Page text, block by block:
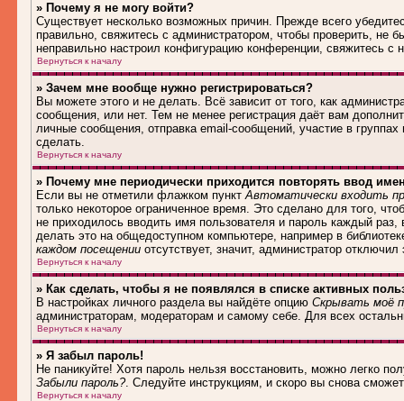
» Почему я не могу войти?
Существует несколько возможных причин. Прежде всего
правильно, свяжитесь с администратором, чтобы проверить, не
неправильно настроил конфигурацию конференции, свяжитесь с
Вернуться к началу
» Зачем мне вообще нужно регистрироваться?
Вы можете этого и не делать. Всё зависит от того, как
сообщения, или нет. Тем не менее регистрация даёт вам
личные сообщения, отправка email-сообщений, участие в
сделать.
Вернуться к началу
» Почему мне периодически приходится повторять ввод
Если вы не отметили флажком пунктАвтоматически входить
только некоторое ограниченное время. Это сделано для того,
не приходилось вводить имя пользователя и пароль каждый
делать это на общедоступном компьютере, например в
каждом посещении отсутствует, значит, администратор
Вернуться к началу
» Как сделать, чтобы я не появлялся в списке активных
В настройках личного раздела вы найдёте опцию Скрывать моё
администраторам, модераторам и самому себе. Для всех
Вернуться к началу
» Я забыл пароль!
Не паникуйте! Хотя пароль нельзя восстановить, можно легко
Забыли пароль?. Следуйте инструкциям, и скоро вы снова
Вернуться к началу